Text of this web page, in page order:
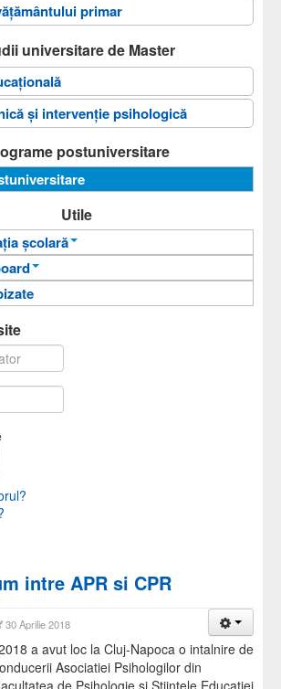
primar
universitare de Master
și intervenție psihologică
postuniversitare
Utile
școlară
acces
acces
intre APR si CPR
30 Aprilie 2018
a avut loc la Cluj-Napoca o intalnire de
Asociatiei Psihologilor din